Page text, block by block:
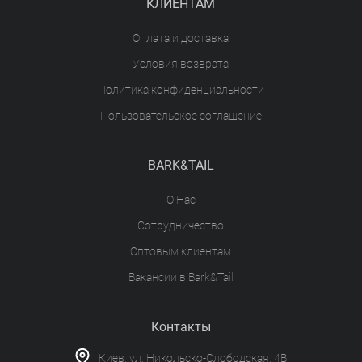
КЛИЕНТАМ
Оплата и доставка
Условия возврата
Политика конфиденциальности
Пользовательское соглашение
BARK&TAIL
О Нас
Сотрудничество
Оптовым клиентам
Вакансии в Bark&Tail
Контакты
Киев, ул. Никольско-Слободская, 4В